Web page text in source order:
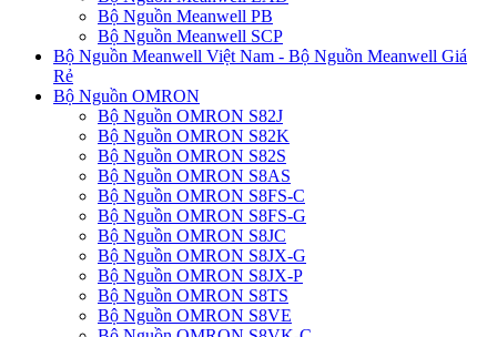
Bộ Nguồn Meanwell PB
Bộ Nguồn Meanwell SCP
Bộ Nguồn Meanwell Việt Nam - Bộ Nguồn Meanwell Giá
Rẻ
Bộ Nguồn OMRON
Bộ Nguồn OMRON S82J
Bộ Nguồn OMRON S82K
Bộ Nguồn OMRON S82S
Bộ Nguồn OMRON S8AS
Bộ Nguồn OMRON S8FS-C
Bộ Nguồn OMRON S8FS-G
Bộ Nguồn OMRON S8JC
Bộ Nguồn OMRON S8JX-G
Bộ Nguồn OMRON S8JX-P
Bộ Nguồn OMRON S8TS
Bộ Nguồn OMRON S8VE